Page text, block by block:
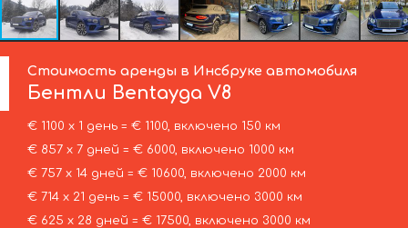
Стоимость аренды в Инсбруке автомобиля
Бентли Bentayga V8
€ 1100 х 1 день = € 1100, включено 150 км
€ 857 х 7 дней = € 6000, включено 1000 км
€ 757 х 14 дней = € 10600, включено 2000 км
€ 714 х 21 день = € 15000, включено 3000 км
€ 625 х 28 дней = € 17500, включено 3000 км